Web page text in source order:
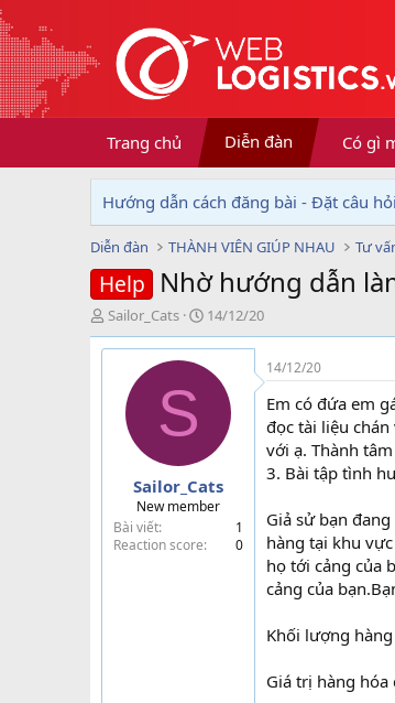
Trang chủ Diễn đàn Có gì
Hướng dẫn cách đăng bài - Đặt câu
Diễn đàn THÀNH VIÊN GIÚP NHAU Tư
Help Nhờ hướng dẫn
T
h
r
Sailor_Cats
N
g
à
y
14/12/20
S
Sailor_Cats
New member
Bài viết
1
Reaction score
0
14/12/20
Em có đứa em
đọc tài liệu
với ạ. Thành
3. Bài tập tình
Giả sử bạn
hàng tại khu
họ tới cảng của
cảng của
Khối lượng
Giá trị hàng